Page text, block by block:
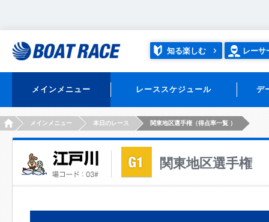
知る楽しむ レーサ
メインメニュー レーススケジュール デ
HOMEメインメニュー 本日のレース 関東地区選手権（得点率一覧 ）
関東地区選手権